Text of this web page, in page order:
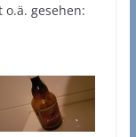
gesehen: